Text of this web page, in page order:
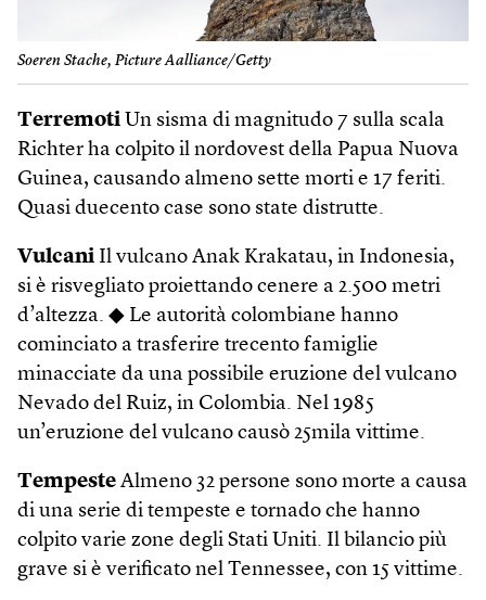
Soeren Stache, Picture Aalliance/Getty
Terremoti Un sisma di magnitudo 7 sulla scala
Richter ha colpito il nordovest della Papua Nuova
Guinea, causando almeno sette morti e 17 feriti.
Quasi duecento case sono state distrutte.
Vulcani Il vulcano Anak Krakatau, in Indonesia,
si è risvegliato proiettando cenere a 2.500 metri
d’altezza. ◆ Le autorità colombiane hanno
cominciato a trasferire trecento famiglie
minacciate da una possibile eruzione del vulcano
Nevado del Ruiz, in Colombia. Nel 1985
un’eruzione del vulcano causò 25mila vittime.
Tempeste Almeno 32 persone sono morte a causa
di una serie di tempeste e tornado che hanno
colpito varie zone degli Stati Uniti. Il bilancio più
grave si è verificato nel Tennessee, con 15 vittime.